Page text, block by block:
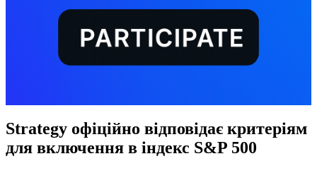
Strategy офіційно відповідає критеріям
для включення в індекс S&P 500